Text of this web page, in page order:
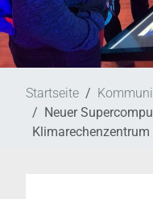
Startseite
Neuer